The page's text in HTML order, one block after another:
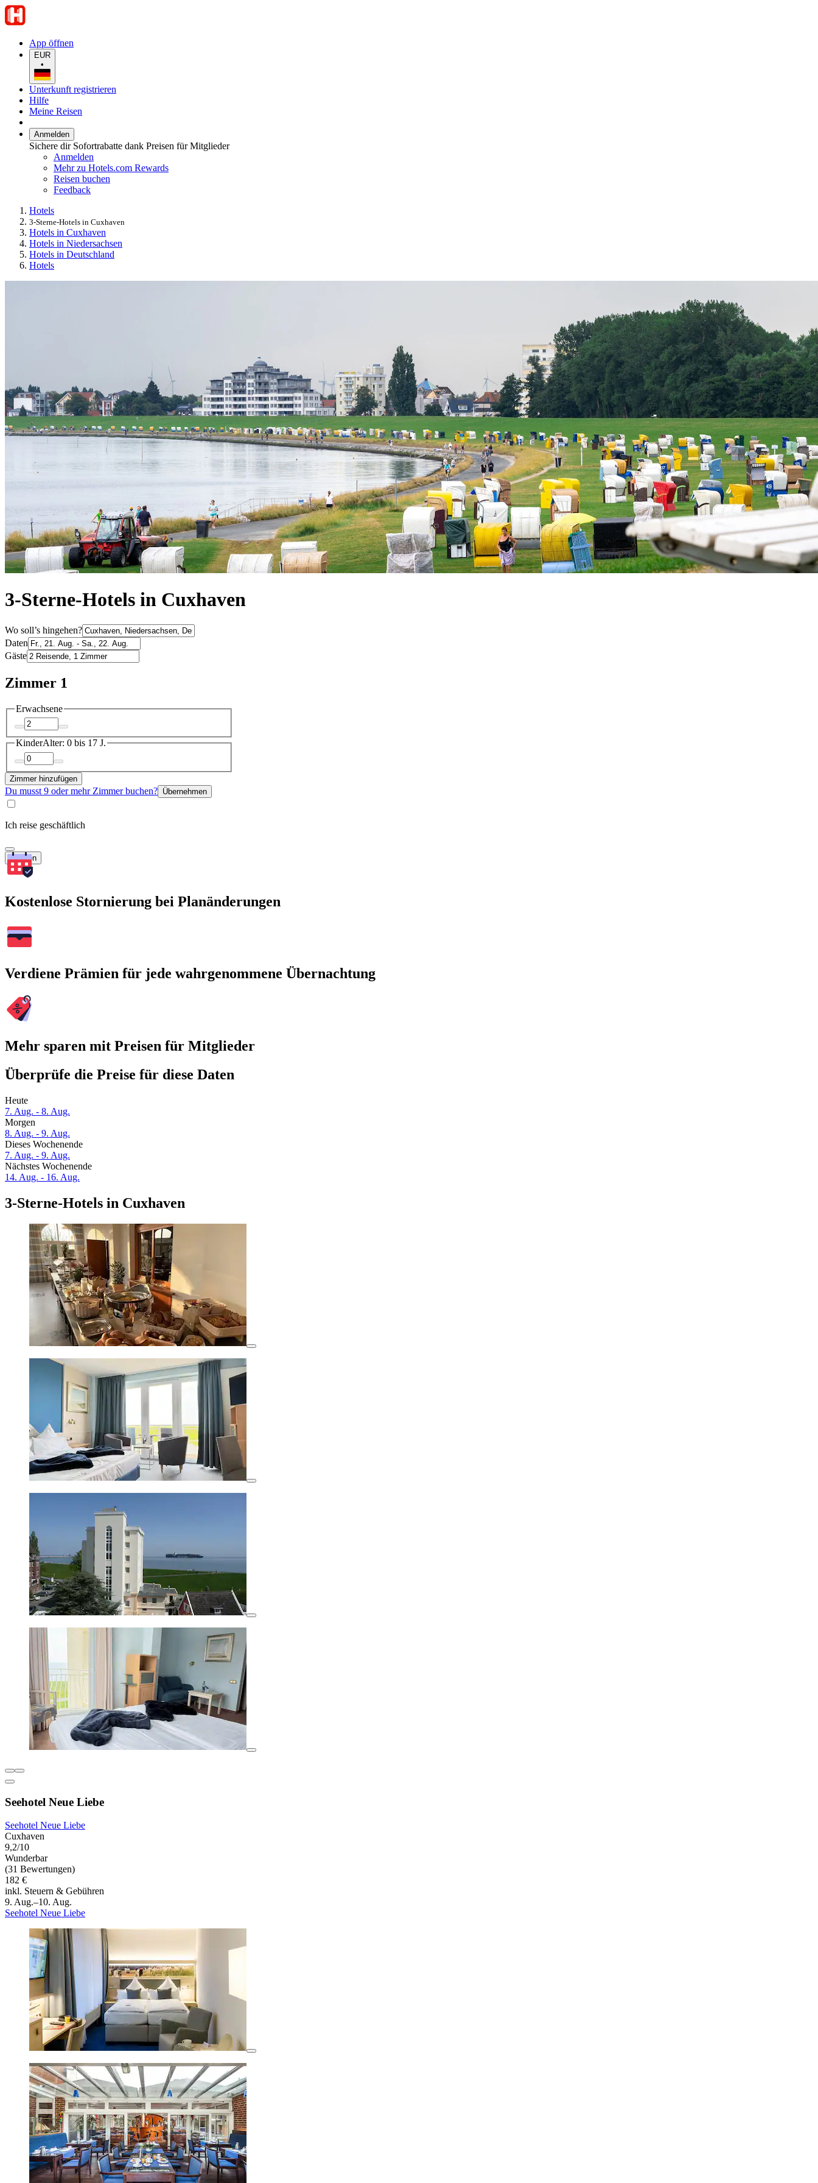
App öffnen
EUR
•
Unterkunft registrieren
Hilfe
Meine Reisen
Anmelden
Sichere dir Sofortrabatte dank Preisen für Mitglieder
Anmelden
Mehr zu Hotels.com Rewards
Reisen buchen
Feedback
Hotels
3-Sterne-Hotels in Cuxhaven
Hotels in Cuxhaven
Hotels in Niedersachsen
Hotels in Deutschland
Hotels
3-Sterne-Hotels in Cuxhaven
Wo soll’s hingehen?
Daten
Gäste
Zimmer 1
Erwachsene
KinderAlter: 0 bis 17 J.
Zimmer hinzufügen
Du musst 9 oder mehr Zimmer buchen? Übernehmen
Ich reise geschäftlich
Suchen
Kostenlose Stornierung bei Planänderungen
Verdiene Prämien für jede wahrgenommene Übernachtung
Mehr sparen mit Preisen für Mitglieder
Überprüfe die Preise für diese Daten
Heute
7. Aug. - 8. Aug.
Morgen
8. Aug. - 9. Aug.
Dieses Wochenende
7. Aug. - 9. Aug.
Nächstes Wochenende
14. Aug. - 16. Aug.
3-Sterne-Hotels in Cuxhaven
Seehotel Neue Liebe
Seehotel Neue Liebe
Cuxhaven
9,2/10
Wunderbar
(31 Bewertungen)
182 €
inkl. Steuern & Gebühren
9. Aug.–10. Aug.
Seehotel Neue Liebe